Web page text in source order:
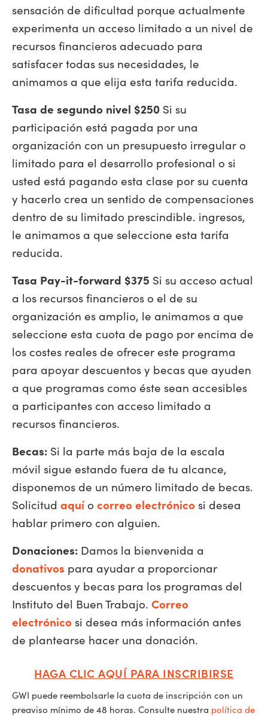
sensación de dificultad porque actualmente
experimenta un acceso limitado a un nivel de
recursos financieros adecuado para
satisfacer todas sus necesidades, le
animamos a que elija esta tarifa reducida.
Tasa de segundo nivel $250 Si su
participación está pagada por una
organización con un presupuesto irregular o
limitado para el desarrollo profesional o si
usted está pagando esta clase por su cuenta
y hacerlo crea un sentido de compensaciones
dentro de su limitado prescindible. ingresos,
le animamos a que seleccione esta tarifa
reducida.
Tasa Pay-it-forward $375 Si su acceso actual
a los recursos financieros o el de su
organización es amplio, le animamos a que
seleccione esta cuota de pago por encima de
los costes reales de ofrecer este programa
para apoyar descuentos y becas que ayuden
a que programas como éste sean accesibles
a participantes con acceso limitado a
recursos financieros.
Becas: Si la parte más baja de la escala
móvil sigue estando fuera de tu alcance,
disponemos de un número limitado de becas.
Solicitud aquío correo electrónicosi desea
hablar primero con alguien.
Donaciones: Damos la bienvenida a
donativos para ayudar a proporcionar
descuentos y becas para los programas del
Instituto del Buen Trabajo. Correo
electrónicosi desea más información antes
de plantearse hacer una donación.
HAGA CLIC AQUÍ PARA INSCRIBIRSE
GWI puede reembolsarle la cuota de inscripción con un
preaviso mínimo de 48 horas. Consulte nuestra política de